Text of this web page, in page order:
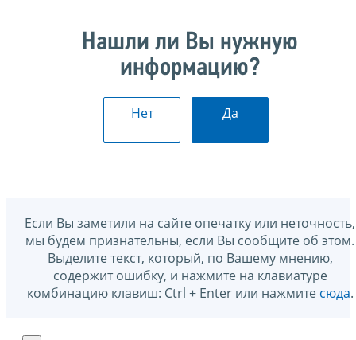
Нашли ли Вы нужную
информацию?
Нет Да
Если Вы заметили на сайте опечатку или неточность,
мы будем признательны, если Вы сообщите об этом.
Выделите текст, который, по Вашему мнению,
содержит ошибку, и нажмите на клавиатуре
комбинацию клавиш: Ctrl + Enter или нажмите сюда.